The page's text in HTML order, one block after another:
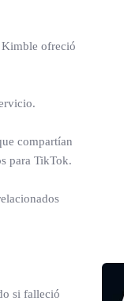
Kimble ofreció
compartían
para TikTok.
si falleció